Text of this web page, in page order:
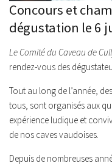
Concours et
dégustation le 6
Le Comité du Caveau de
rendez-vous des
Tout au long de l’année,
tous, sont organisés aux
expérience ludique et
de nos caves vaudoises.
Depuis de nombreuses